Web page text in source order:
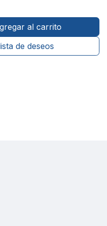
al carrito
de deseos